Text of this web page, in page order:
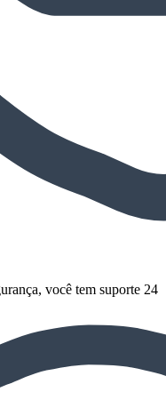
você tem suporte 24